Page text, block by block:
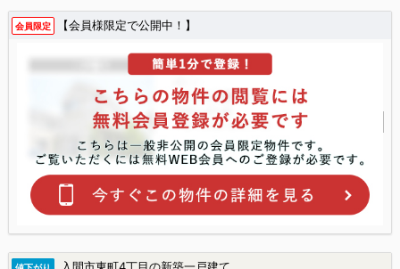
会員限定 【会員様限定で公開中！】
値下がり 入間市東町4丁目の新築一戸建て